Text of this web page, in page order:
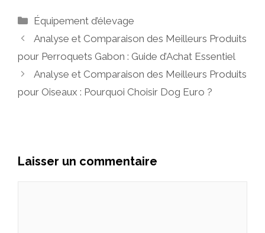
Catégories
Équipement d’élevage
Analyse et Comparaison des Meilleurs Produits
pour Perroquets Gabon : Guide d’Achat Essentiel
Analyse et Comparaison des Meilleurs Produits
pour Oiseaux : Pourquoi Choisir Dog Euro ?
Laisser un commentaire